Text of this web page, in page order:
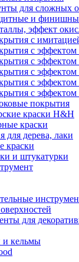
для сложных
и
эффект
с
с эффектом
с эффектом
с эффектом
с эффектом
с эффектом
покрытия
краски H&H
краски
для дерева, лаки
краски
и штукатурки
для
кельмы